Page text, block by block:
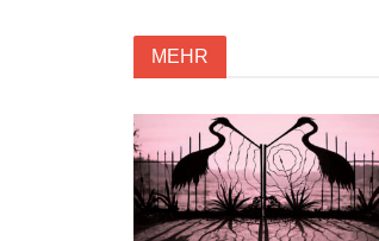
MEHR